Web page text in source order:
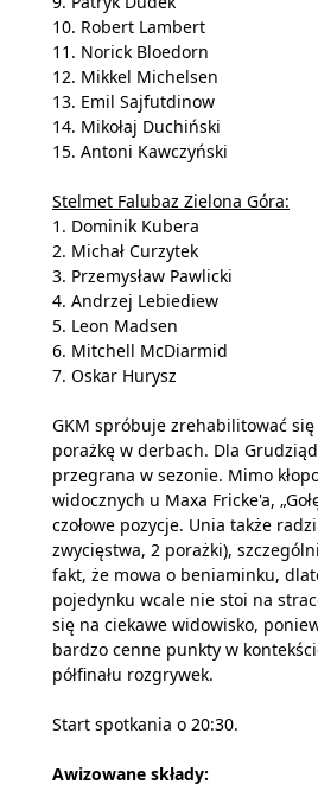
10. Robert Lambert
11. Norick Bloedorn
12. Mikkel Michelsen
13. Emil Sajfutdinow
14. Mikołaj Duchiński
15. Antoni Kawczyński
Stelmet Falubaz Zielona Góra:
1. Dominik Kubera
2. Michał Curzytek
3. Przemysław Pawlicki
4. Andrzej Lebiediew
5. Leon Madsen
6. Mitchell McDiarmid
7. Oskar Hurysz
GKM spróbuje zrehabilitować się
porażkę w derbach. Dla
przegrana w sezonie. Mimo
widocznych u Maxa Fricke'a,
czołowe pozycje. Unia także
zwycięstwa, 2 porażki),
fakt, że mowa o beniaminku,
pojedynku wcale nie stoi na
się na ciekawe widowisko,
bardzo cenne punkty w
półfinału rozgrywek.
Start spotkania o 20:30.
Awizowane składy: